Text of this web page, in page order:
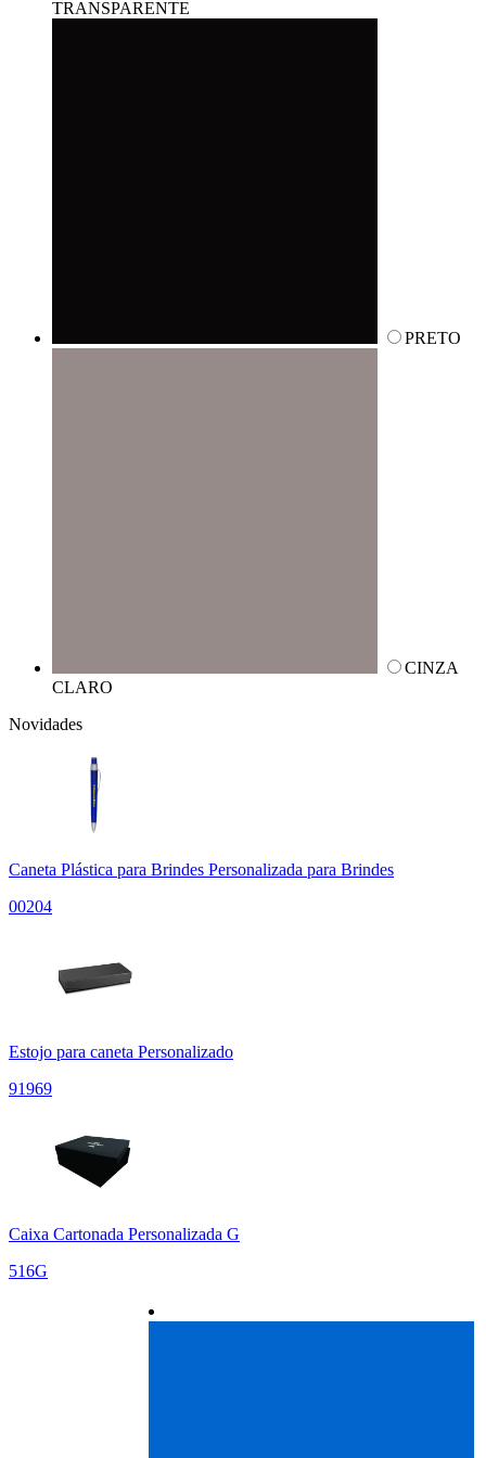
TRANSPARENTE
PRETO
CINZA
CLARO
Novidades
Caneta Plástica para Brindes Personalizada para Brindes
00204
Estojo para caneta Personalizado
91969
Caixa Cartonada Personalizada G
516G